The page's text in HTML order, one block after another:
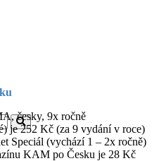
česky, 9x ročně
je 252 Kč (za 9 vydání v roce)
Speciál (vychází 1 – 2x ročně)
KAM po Česku je 28 Kč